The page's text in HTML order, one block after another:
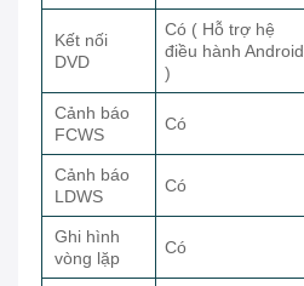
Kết nối
DVD
Có ( Hỗ trợ hệ
điều hành Android
)
Cảnh báo
FCWS
Có
Cảnh báo
LDWS
Có
Ghi hình
vòng lặp
Có